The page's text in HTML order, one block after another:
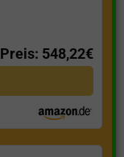
Preis: 548,22€